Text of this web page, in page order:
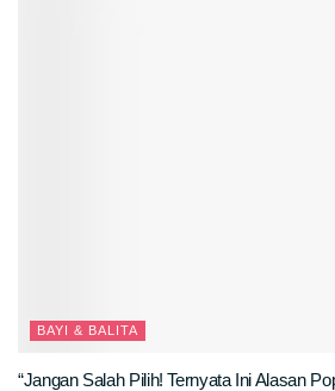
BAYI & BALITA
“Jangan Salah Pilih! Ternyata Ini Alasan